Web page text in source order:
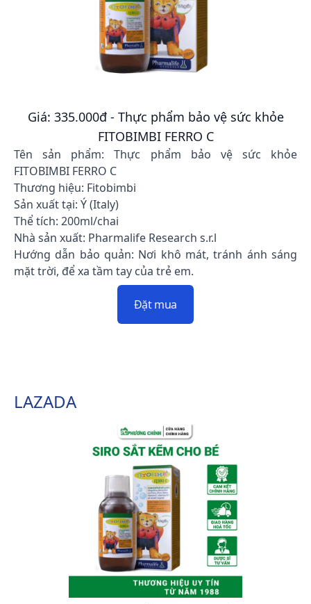
Giá: 335.000đ - Thực phẩm bảo vệ sức khỏe
FITOBIMBI FERRO C
Tên sản phẩm: Thực phẩm bảo vệ sức khỏe
FITOBIMBI FERRO C
Thương hiệu: Fitobimbi
Sản xuất tại: Ý (Italy)
Thể tích: 200ml/chai
Nhà sản xuất: Pharmalife Research s.r.l
Hướng dẫn bảo quản: Nơi khô mát, tránh ánh sáng
mặt trời, để xa tầm tay của trẻ em.
Đặt mua
LAZADA